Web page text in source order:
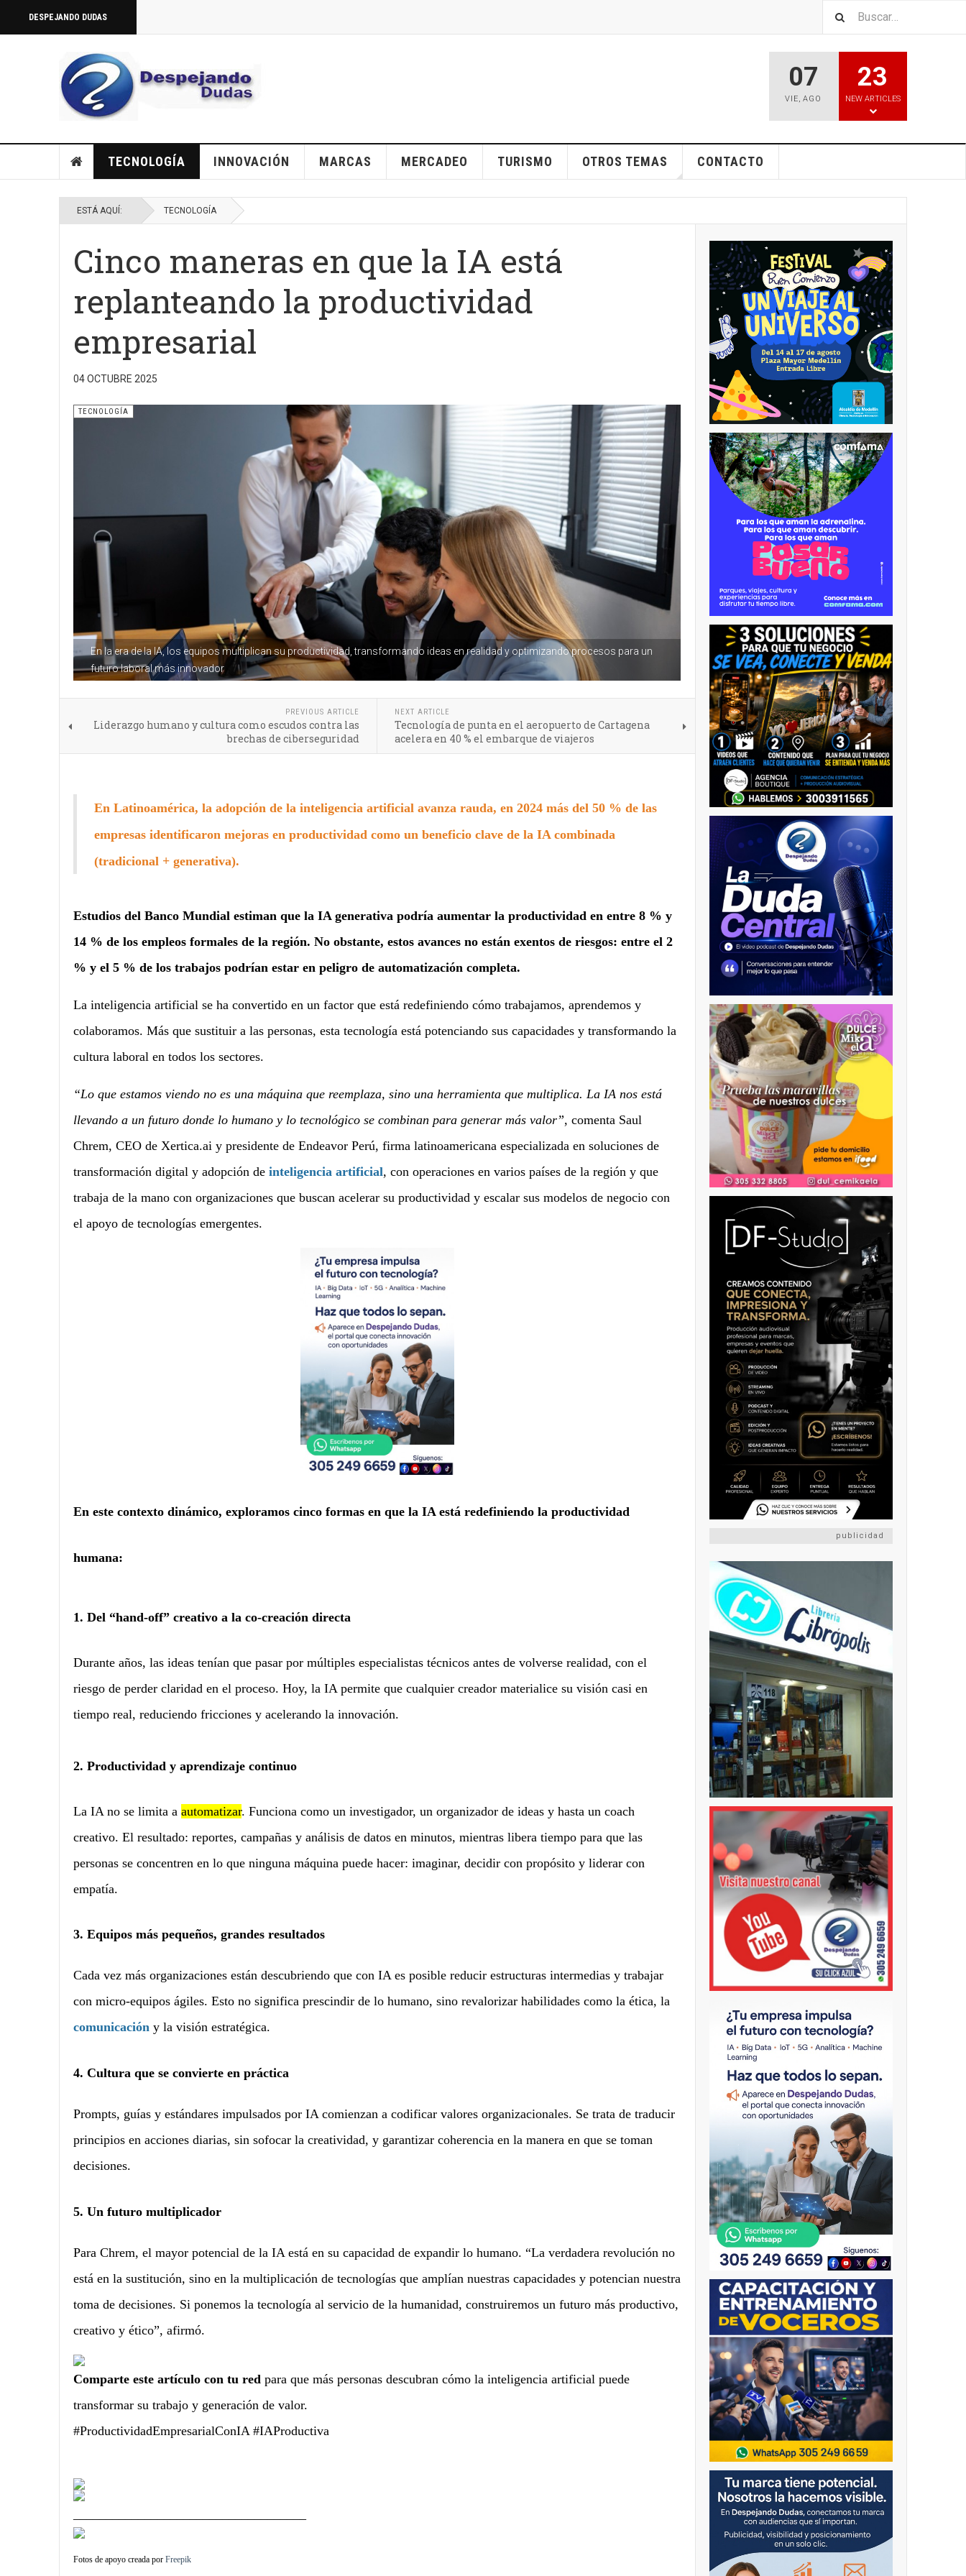
DESPEJANDO DUDAS
07
VIE,AGO
23
NEW ARTICLES
TECNOLOGÍA INNOVACIÓN MARCAS MERCADEO TURISMO OTROS TEMAS CONTACTO
ESTÁ AQUÍ: TECNOLOGÍA
Cinco maneras en que la IA está
replanteando la productividad
empresarial
04 OCTUBRE 2025
En la era de la IA, los equipos multiplican su productividad, transformando ideas en realidad y optimizando procesos para un
futuro laboral más innovador
TECNOLOGÍA
PREVIOUS ARTICLE
Liderazgo humano y cultura como escudos contra las
brechas de ciberseguridad
NEXT ARTICLE
Tecnología de punta en el aeropuerto de Cartagena
acelera en 40 % el embarque de viajeros
En Latinoamérica, la adopción de la inteligencia artificial avanza rauda, en 2024 más del 50 % de las
empresas identificaron mejoras en productividad como un beneficio clave de la IA combinada
(tradicional + generativa).
Estudios del Banco Mundial estiman que la IA generativa podría aumentar la productividad en entre 8 % y
14 % de los empleos formales de la región. No obstante, estos avances no están exentos de riesgos: entre el 2
% y el 5 % de los trabajos podrían estar en peligro de automatización completa.
La inteligencia artificial se ha convertido en un factor que está redefiniendo cómo trabajamos, aprendemos y
colaboramos. Más que sustituir a las personas, esta tecnología está potenciando sus capacidades y transformando la
cultura laboral en todos los sectores.
“Lo que estamos viendo no es una máquina que reemplaza, sino una herramienta que multiplica. La IA nos está
llevando a un futuro donde lo humano y lo tecnológico se combinan para generar más valor”, comenta Saul
Chrem, CEO de Xertica.ai y presidente de Endeavor Perú, firma latinoamericana especializada en soluciones de
transformación digital y adopción de inteligencia artificial, con operaciones en varios países de la región y que
trabaja de la mano con organizaciones que buscan acelerar su productividad y escalar sus modelos de negocio con
el apoyo de tecnologías emergentes.
En este contexto dinámico, exploramos cinco formas en que la IA está redefiniendo la productividad
humana:
1. Del “hand-off” creativo a la co-creación directa
Durante años, las ideas tenían que pasar por múltiples especialistas técnicos antes de volverse realidad, con el
riesgo de perder claridad en el proceso. Hoy, la IA permite que cualquier creador materialice su visión casi en
tiempo real, reduciendo fricciones y acelerando la innovación.
2. Productividad y aprendizaje continuo
La IA no se limita a automatizar. Funciona como un investigador, un organizador de ideas y hasta un coach
creativo. El resultado: reportes, campañas y análisis de datos en minutos, mientras libera tiempo para que las
personas se concentren en lo que ninguna máquina puede hacer: imaginar, decidir con propósito y liderar con
empatía.
3. Equipos más pequeños, grandes resultados
Cada vez más organizaciones están descubriendo que con IA es posible reducir estructuras intermedias y trabajar
con micro-equipos ágiles. Esto no significa prescindir de lo humano, sino revalorizar habilidades como la ética, la
comunicación y la visión estratégica.
4. Cultura que se convierte en práctica
Prompts, guías y estándares impulsados por IA comienzan a codificar valores organizacionales. Se trata de traducir
principios en acciones diarias, sin sofocar la creatividad, y garantizar coherencia en la manera en que se toman
decisiones.
5. Un futuro multiplicador
Para Chrem, el mayor potencial de la IA está en su capacidad de expandir lo humano. “La verdadera revolución no
está en la sustitución, sino en la multiplicación de tecnologías que amplían nuestras capacidades y potencian nuestra
toma de decisiones. Si ponemos la tecnología al servicio de la humanidad, construiremos un futuro más productivo,
creativo y ético”, afirmó.
Comparte este artículo con tu red para que más personas descubran cómo la inteligencia artificial puede
transformar su trabajo y generación de valor.
#ProductividadEmpresarialConIA #IAProductiva
Fotos de apoyo creada por Freepik
publicidad